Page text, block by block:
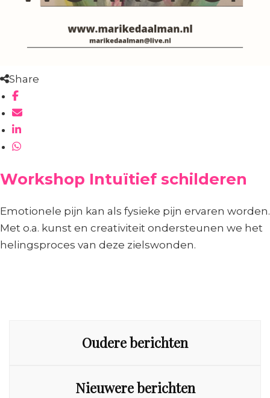
Share
Workshop Intuïtief schilderen
Emotionele pijn kan als fysieke pijn ervaren worden.
Met o.a. kunst en creativiteit ondersteunen we het
helingsproces van deze zielswonden.
Oudere berichten
Nieuwere berichten